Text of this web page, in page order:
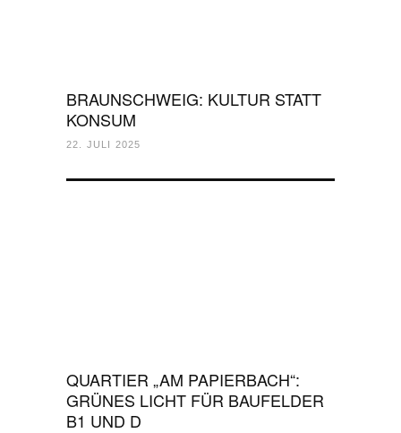
BRAUNSCHWEIG: KULTUR STATT
KONSUM
22. JULI 2025
QUARTIER „AM PAPIERBACH“:
GRÜNES LICHT FÜR BAUFELDER
B1 UND D